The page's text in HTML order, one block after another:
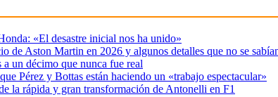
«El desastre inicial nos ha unido»
de Aston Martin en 2026 y algunos detalles que no se
a un décimo que nunca fue real
Pérez y Bottas están haciendo un «trabajo espectacular»
la rápida y gran transformación de Antonelli en F1